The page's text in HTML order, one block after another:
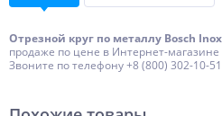
Отрезной круг по металлу Bosch
продаже по цене в Интернет-
Звоните по телефону +8 (800) 302-10-